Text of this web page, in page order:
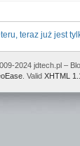
teraz już jest
2024 jdtech.pl –
. Valid XHTML